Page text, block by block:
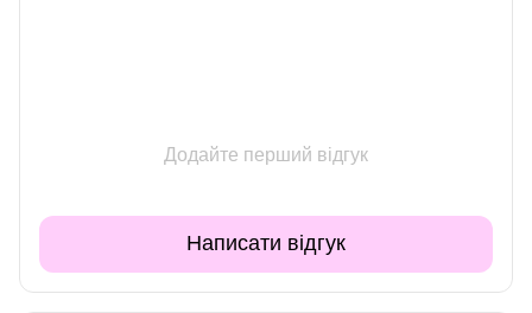
Додайте перший відгук
Написати відгук